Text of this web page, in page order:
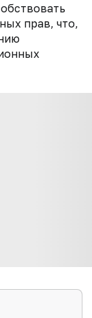
прав, что,